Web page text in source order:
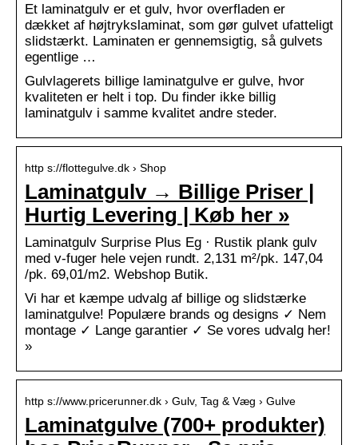
Et laminatgulv er et gulv, hvor overfladen er
dækket af højtrykslaminat, som gør gulvet ufatteligt
slidstærkt. Laminaten er gennemsigtig, så gulvets
egentlige …
Gulvlagerets billige laminatgulve er gulve, hvor
kvaliteten er helt i top. Du finder ikke billig
laminatgulv i samme kvalitet andre steder.
http s://flottegulve.dk › Shop
Laminatgulv → Billige Priser |
Hurtig Levering | Køb her »
Laminatgulv Surprise Plus Eg · Rustik plank gulv
med v-fuger hele vejen rundt. 2,131 m²/pk. 147,04
/pk. 69,01/m2. Webshop Butik.
Vi har et kæmpe udvalg af billige og slidstærke
laminatgulve! Populære brands og designs ✓ Nem
montage ✓ Lange garantier ✓ Se vores udvalg her!
»
http s://www.pricerunner.dk › Gulv, Tag & Væg › Gulve
Laminatgulve (700+ produkter)